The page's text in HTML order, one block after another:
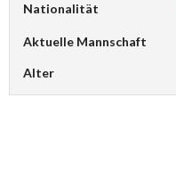
Nationalität
Aktuelle Mannschaft
Alter